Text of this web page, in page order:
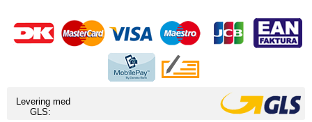
Levering med
GLS: